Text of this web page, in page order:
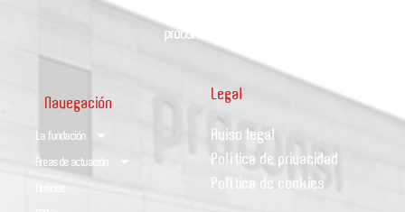
Navegación
La fundación
Áreas de actuación
Noticias
Legal
Aviso legal
Política de privacidad
Política de cookies